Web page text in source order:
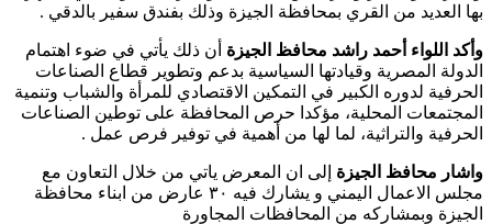
بها العديد من القري بمحافظة الجيزة وذلك بفندق سفير بالدقي .
وأكد اللواء أحمد راشد محافظ الجيزة أن ذلك يأتي في ضوء اهتمام
الدولة المصرية وقيادتها السياسية بدعم وتطوير قطاع الصناعات
الحرفية لدوره الكبير في التمكين الاقتصادي للمرأة والشباب وتنمية
المجتمعات المحلية، مؤكدا حرص المحافظة على توطين الصناعات
الحرفية والتراثية، لما لها من أهمية في توفير فرص عمل .
واشار محافظ الجيزة إلى ان المعرض ياتي من خلال التعاون مع
مجلس الاعمال اليمني و يشارك فيه ٣٠ عارض من ابناء محافظة
الجيزة وبمشاركه من المحافظات المجاورة